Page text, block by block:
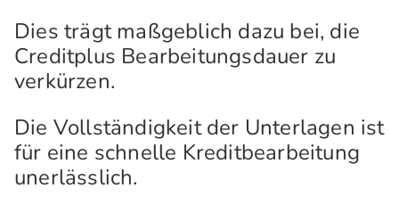
Dies trägt maßgeblich dazu bei, die
Creditplus Bearbeitungsdauer zu
verkürzen.
Die Vollständigkeit der Unterlagen ist
für eine schnelle Kreditbearbeitung
unerlässlich.